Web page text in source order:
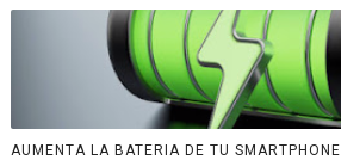
AUMENTA LA BATERIA DE TU SMARTPHONE